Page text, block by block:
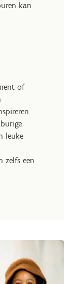
of
leuke
zelfs een
kan